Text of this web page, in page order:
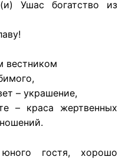
Ушас богатство из
вестником
– украшение,
– краса жертвенных
гостя, хорошо